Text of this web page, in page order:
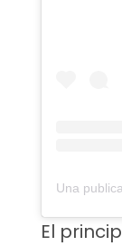
El